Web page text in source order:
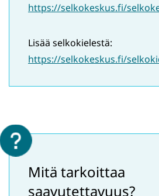
https://selkokeskus.fi/
Lisää selkokielestä:
https://selkokeskus.fi/
Mitä tarkoittaa
saavutettavuus?